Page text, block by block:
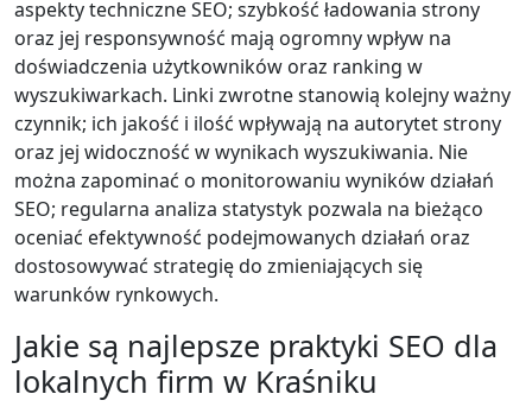
aspekty techniczne SEO; szybkość ładowania strony
oraz jej responsywność mają ogromny wpływ na
doświadczenia użytkowników oraz ranking w
wyszukiwarkach. Linki zwrotne stanowią kolejny ważny
czynnik; ich jakość i ilość wpływają na autorytet strony
oraz jej widoczność w wynikach wyszukiwania. Nie
można zapominać o monitorowaniu wyników działań
SEO; regularna analiza statystyk pozwala na bieżąco
oceniać efektywność podejmowanych działań oraz
dostosowywać strategię do zmieniających się
warunków rynkowych.
Jakie są najlepsze praktyki SEO dla
lokalnych firm w Kraśniku